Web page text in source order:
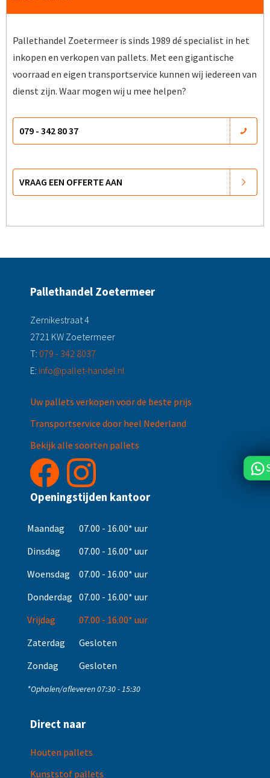
Pallethandel Zoetermeer is sinds 1989 dé specialist in het
inkopen en verkopen van pallets. Met een gigantische
voorraad en eigen transportservice kunnen wij iedereen van
dienst zijn. Waar mogen wij u mee helpen?
079 - 342 80 37
VRAAG EEN OFFERTE AAN
Pallethandel Zoetermeer
Zernikestraat 4
2721 KW Zoetermeer
T: 079 - 342 8037
E: info@pallet-handel.nl
Uw pallets verkopen voor de beste prijs
Transportservice door heel Nederland
Bekijk alle soorten pallets
Openingstijden kantoor
Maandag
07.00 - 16.00* uur
Dinsdag
07.00 - 16.00* uur
Woensdag
07.00 - 16.00* uur
Donderdag
07.00 - 16.00* uur
Vrijdag
07.00 - 16.00* uur
Zaterdag
Gesloten
Zondag
Gesloten
*Ophalen/afleveren 07:30 - 15:30
Direct naar
Houten pallets
Kunststof pallets